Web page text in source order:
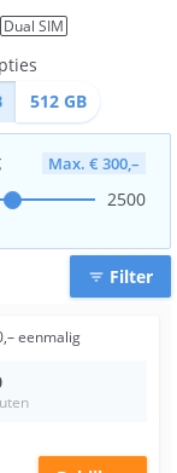
Dual SIM
512 GB
Max. € 300,–
2500
filter_list Filter
,–eenmalig